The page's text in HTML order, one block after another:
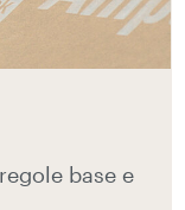
base e